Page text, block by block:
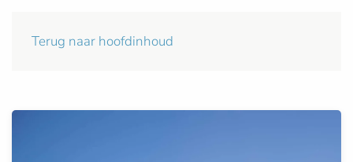
Terug naar hoofdinhoud